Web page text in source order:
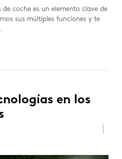
de coche es un elemento clave de
sus múltiples funciones y te
en los